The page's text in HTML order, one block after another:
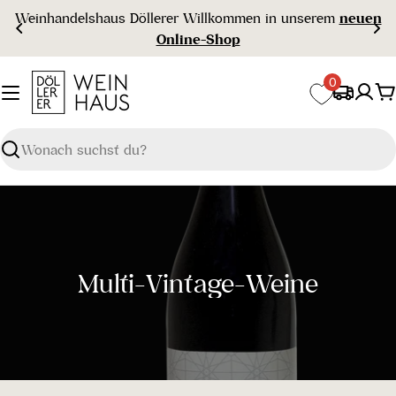
Zum
Inhalt
springen
Weinhandelshaus Döllerer Willkommen in unserem neuen
Online-Shop
Suchen
0
S
Multi-Vintage-Weine